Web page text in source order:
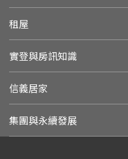
租屋
實登與房訊知識
信義居家
集團與永續發展